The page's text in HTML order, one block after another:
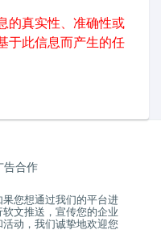
的真实性、准确性或
于此信息而产生的任
告合作
果您想通过我们的平台进
软文推送，宣传您的企业
活动，我们诚挚地欢迎您